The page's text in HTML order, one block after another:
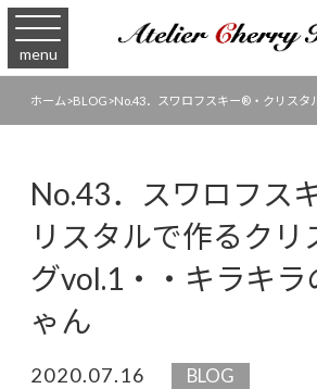
menu
ホーム >BLOG >No.43．スワロフスキー®︎・クリスタ
No.43．スワロフス
リスタルで作るクリ
グvol.1・・キラキラ
ゃん
2020.07.16 BLOG